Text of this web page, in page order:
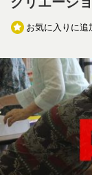
お気に入りに追